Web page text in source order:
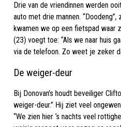
Drie van de vriendinnen werden
auto met drie mannen. “Doodeng”,
kwamen we op een fietspad waar
(23) voegt toe: “Als we naar huis
via de telefoon. Zo weet je zeker
De weiger-deur
Bij Donovan’s houdt beveiliger
weiger-deur.” Hij ziet veel
“We zien hier ‘s nachts veel